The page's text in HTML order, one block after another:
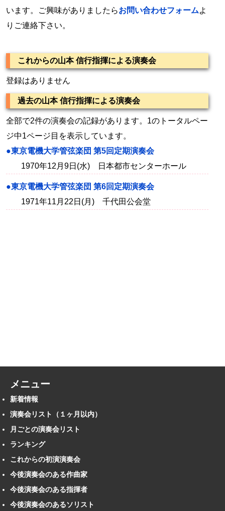
います。ご興味がありましたらお問い合わせフォームよ
りご連絡下さい。
これからの山本 信行指揮による演奏会
登録はありません
過去の山本 信行指揮による演奏会
全部で2件の演奏会の記録があります。1のトータルペー
ジ中1ページ目を表示しています。
●東京電機大学管弦楽団 第5回定期演奏会
1970年12月9日(水) 日本都市センターホール
●東京電機大学管弦楽団 第6回定期演奏会
1971年11月22日(月) 千代田公会堂
メニュー
新着情報
演奏会リスト（１ヶ月以内）
月ごとの演奏会リスト
ランキング
これからの初演演奏会
今後演奏会のある作曲家
今後演奏会のある指揮者
今後演奏会のあるソリスト